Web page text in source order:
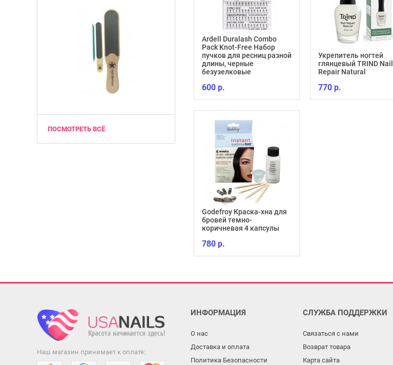
ПОСМОТРЕТЬ ВСЁ
CALLUS ELIMINATOR 118
МЛ
1 598 р.
Ardell Duralash Combo
Pack Knot-Free Набор
пучков для ресниц разной
длины, черные
безузелковые
600 р.
Godefroy Краска-хна для
бровей темно-
коричневая 4 капсулы
780 р.
Укрепитель ногтей
глянцевый TRIND Nail
Repair Natural
770 р.
ИНФОРМАЦИЯ
О нас
Доставка и оплата
Политика Безопасности
СЛУЖБА ПОДДЕРЖКИ
Связаться с нами
Возврат товара
Карта сайта
Наш магазин принимает к оплате: